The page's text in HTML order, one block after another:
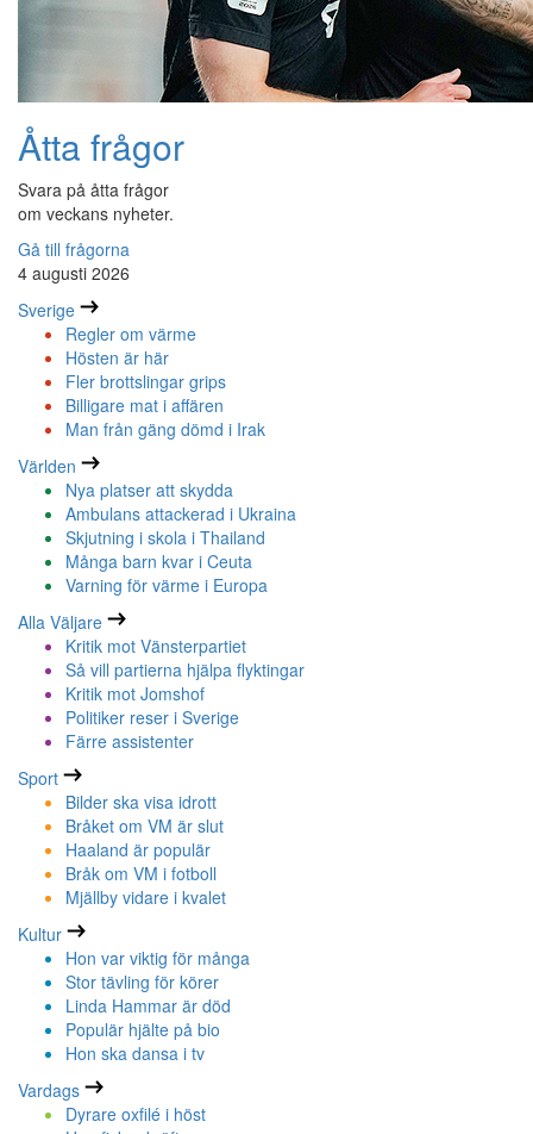
Åtta frågor
Svara på åtta frågor
om veckans nyheter.
Gå till frågorna
4 augusti 2026
Sverige
Regler om värme
Hösten är här
Fler brottslingar grips
Billigare mat i affären
Man från gäng dömd i Irak
Världen
Nya platser att skydda
Ambulans attackerad i Ukraina
Skjutning i skola i Thailand
Många barn kvar i Ceuta
Varning för värme i Europa
Alla Väljare
Kritik mot Vänsterpartiet
Så vill partierna hjälpa flyktingar
Kritik mot Jomshof
Politiker reser i Sverige
Färre assistenter
Sport
Bilder ska visa idrott
Bråket om VM är slut
Haaland är populär
Bråk om VM i fotboll
Mjällby vidare i kvalet
Kultur
Hon var viktig för många
Stor tävling för körer
Linda Hammar är död
Populär hjälte på bio
Hon ska dansa i tv
Vardags
Dyrare oxfilé i höst